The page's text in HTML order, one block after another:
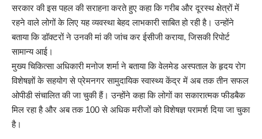
सरकार की इस पहल की सराहना करते हुए कहा कि गरीब और दूरस्थ क्षेत्रों में
रहने वाले लोगों के लिए यह व्यवस्था बेहद लाभकारी साबित हो रही है। उन्होंने
बताया कि डॉक्टरों ने उनकी मां की जांच कर ईसीजी कराया, जिसकी रिपोर्ट
सामान्य आई।
मुख्य चिकित्सा अधिकारी मनोज शर्मा ने बताया कि वेलमेड अस्पताल के हृदय रोग
विशेषज्ञों के सहयोग से प्रेमनगर सामुदायिक स्वास्थ्य केंद्र में अब तक तीन सफल
ओपीडी संचालित की जा चुकी हैं। उन्होंने कहा कि लोगों का सकारात्मक फीडबैक
मिल रहा है और अब तक 100 से अधिक मरीजों को विशेषज्ञ परामर्श दिया जा चुका
है।